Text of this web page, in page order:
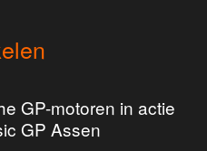
GP-motoren in actie
GP Assen